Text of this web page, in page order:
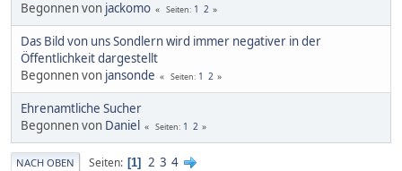
Begonnen von jackomo Seiten 1 2
Das Bild von uns Sondlern wird immer negativer in der
Öffentlichkeit dargestellt
Begonnen von jansonde Seiten 1 2
Ehrenamtliche Sucher
Begonnen von Daniel Seiten 1 2
NACH OBEN Seiten 1 2 3 4